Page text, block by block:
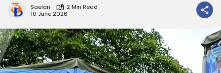
Saelan
2 Min Read
10 June 2026